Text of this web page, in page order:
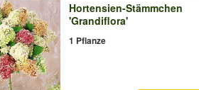
Hortensien-Stämmchen
'Grandiflora'
1 Pflanze